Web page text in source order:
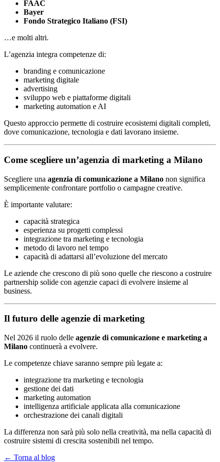
FAAC
Bayer
Fondo Strategico Italiano (FSI)
…e molti altri.
L’agenzia integra competenze di:
branding e comunicazione
marketing digitale
advertising
sviluppo web e piattaforme digitali
marketing automation e AI
Questo approccio permette di costruire ecosistemi digitali completi,
dove comunicazione, tecnologia e dati lavorano insieme.
Come scegliere un’agenzia di marketing a Milano
Scegliere una agenzia di comunicazione a Milano non significa
semplicemente confrontare portfolio o campagne creative.
È importante valutare:
capacità strategica
esperienza su progetti complessi
integrazione tra marketing e tecnologia
metodo di lavoro nel tempo
capacità di adattarsi all’evoluzione del mercato
Le aziende che crescono di più sono quelle che riescono a costruire
partnership solide con agenzie capaci di evolvere insieme al
business.
Il futuro delle agenzie di marketing
Nel 2026 il ruolo delle agenzie di comunicazione e marketing a
Milano continuerà a evolvere.
Le competenze chiave saranno sempre più legate a:
integrazione tra marketing e tecnologia
gestione dei dati
marketing automation
intelligenza artificiale applicata alla comunicazione
orchestrazione dei canali digitali
La differenza non sarà più solo nella creatività, ma nella capacità di
costruire sistemi di crescita sostenibili nel tempo.
← Torna al blog